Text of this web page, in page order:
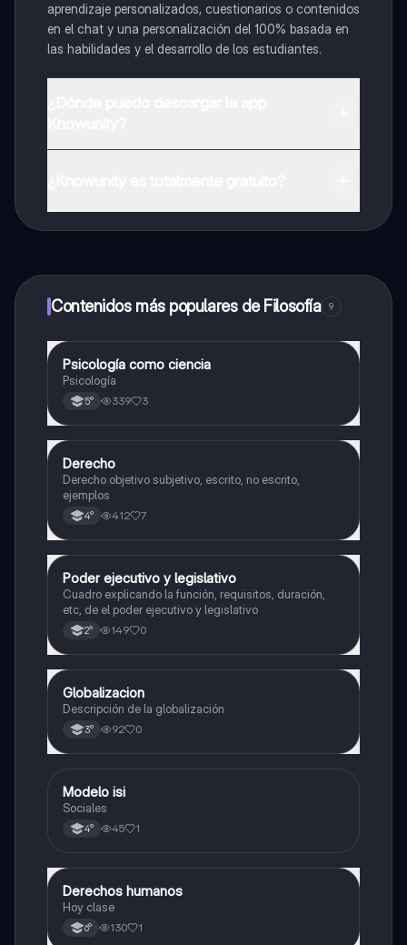
aprendizaje personalizados, cuestionarios o contenidos
en el chat y una personalización del 100% basada en
las habilidades y el desarrollo de los estudiantes.
a determinadas funciones.
Contenidos más populares de Filosofía 9
Filosofía
Psicología como ciencia
Psicología
5° 339 3
Ciencia Política
Derecho
Derecho objetivo subjetivo, escrito, no escrito,
ejemplos
4° 412 7
Ciencia Política
Poder ejecutivo y legislativo
Cuadro explicando la función, requisitos, duración,
etc, de el poder ejecutivo y legislativo
2° 149 0
Ciencia Política
Globalizacion
Descripción de la globalización
3° 92 0
Historia
Modelo isi
Sociales
4° 45 1
Ciencia Política
Derechos humanos
Hoy clase
6° 130 1